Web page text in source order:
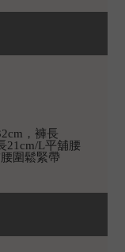
，褲長
21cm/L平舖腰
圍鬆緊帶